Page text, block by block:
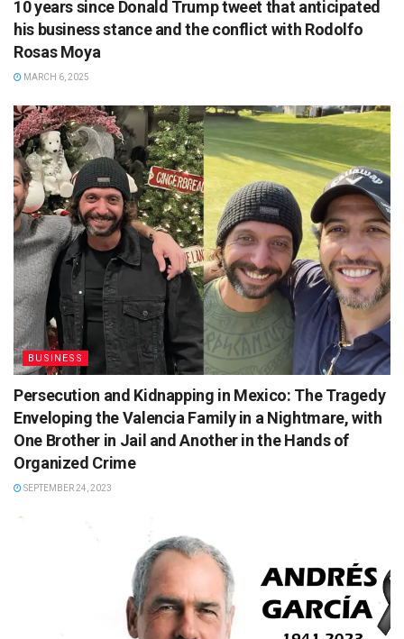
10 years since Donald Trump tweet that anticipated
his business stance and the conflict with Rodolfo
Rosas Moya
MARCH 6, 2025
BUSINESS
Persecution and Kidnapping in Mexico: The Tragedy
Enveloping the Valencia Family in a Nightmare, with
One Brother in Jail and Another in the Hands of
Organized Crime
SEPTEMBER 24, 2023